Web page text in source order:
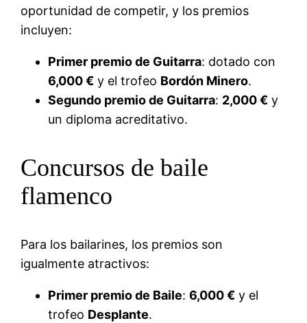
oportunidad de competir, y los premios
incluyen:
Primer premio de Guitarra: dotado con
6,000 € y el trofeo Bordón Minero.
Segundo premio de Guitarra: 2,000 € y
un diploma acreditativo.
Concursos de baile
flamenco
Para los bailarines, los premios son
igualmente atractivos:
Primer premio de Baile:6,000 € y el
trofeo Desplante.